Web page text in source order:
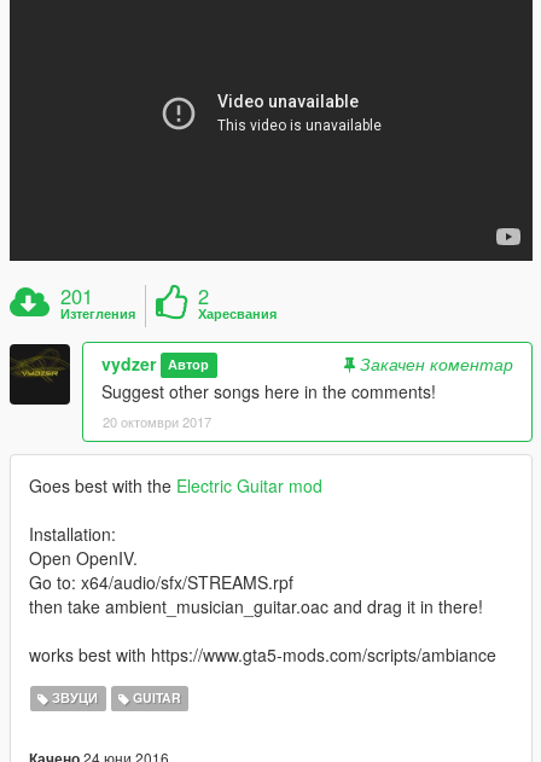
201
Изтегления
2
Харесвания
vydzer Автор
Закачен коментар
Suggest other songs here in the comments!
20 октомври 2017
Goes best with the Electric Guitar mod
Installation:
Open OpenIV.
Go to: x64/audio/sfx/STREAMS.rpf
then take ambient_musician_guitar.oac and drag it in there!
works best with https://www.gta5-mods.com/scripts/ambiance
ЗВУЦИ GUITAR
24 юни 2016